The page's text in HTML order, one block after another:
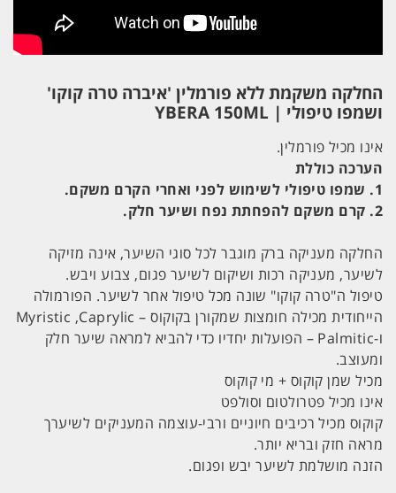
החלקה משקמת ללא פורמלין 'איברה טרה קוקו'
ושמפו טיפולי | YBERA 150ML
אינו מכיל פורמלין.
הערכה כוללת
1. שמפו טיפולי לשימוש לפני ואחרי הקרם משקם.
2. קרם משקם להפחתת נפח ושיער חלק.
החלקה מעניקה ברק מוגבר לכל סוגי השיער, אינה מזיקה
לשיער, מעניקה רכות ושיקום לשיער פגום, צבוע ויבש.
טיפול ה"טרה קוקו" שונה מכל טיפול אחר לשיער. הפורמולה
הייחודית מכילה חומצות שמקורן בקוקוס – Myristic ,Caprylic
ו-Palmitic – הפועלות יחדיו כדי להביא למראה שיער חלק
ומעוצב.
מכיל שמן קוקוס + מי קוקוס
אינו מכיל פטרולטום וסולפט
קוקוס מכיל רכיבים חיוניים ורבי-עוצמה המעניקים לשיערך
מראה חזק ובריא יותר.
הזנה מושלמת לשיער יבש ופגום.